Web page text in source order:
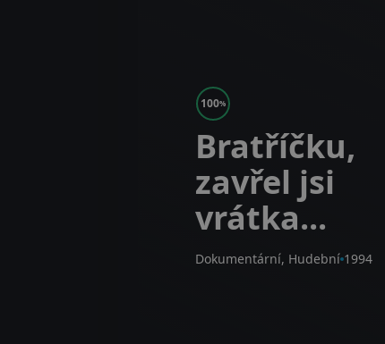
100%
Bratříčku,
zavřel jsi
vrátka...
Dokumentární, Hudební 1994